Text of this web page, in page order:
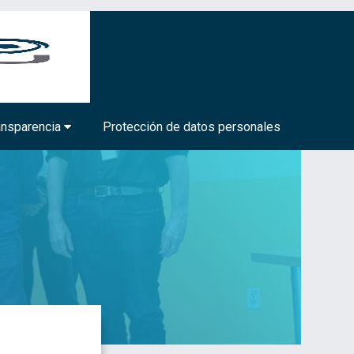
Protección de datos personales